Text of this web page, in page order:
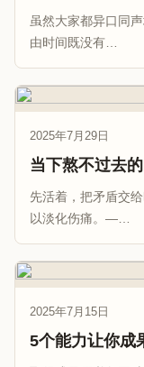
虽然大家都异口同
由时间既没有…
2025年7月29日
当下熬不过去
先活着，把矛盾交
以淡化伤痛。—…
2025年7月15日
5个能力让你成